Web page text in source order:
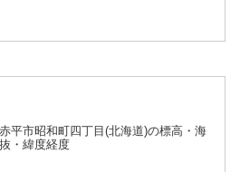
赤平市昭和町四丁目(北海道)の標高・海
抜・緯度経度